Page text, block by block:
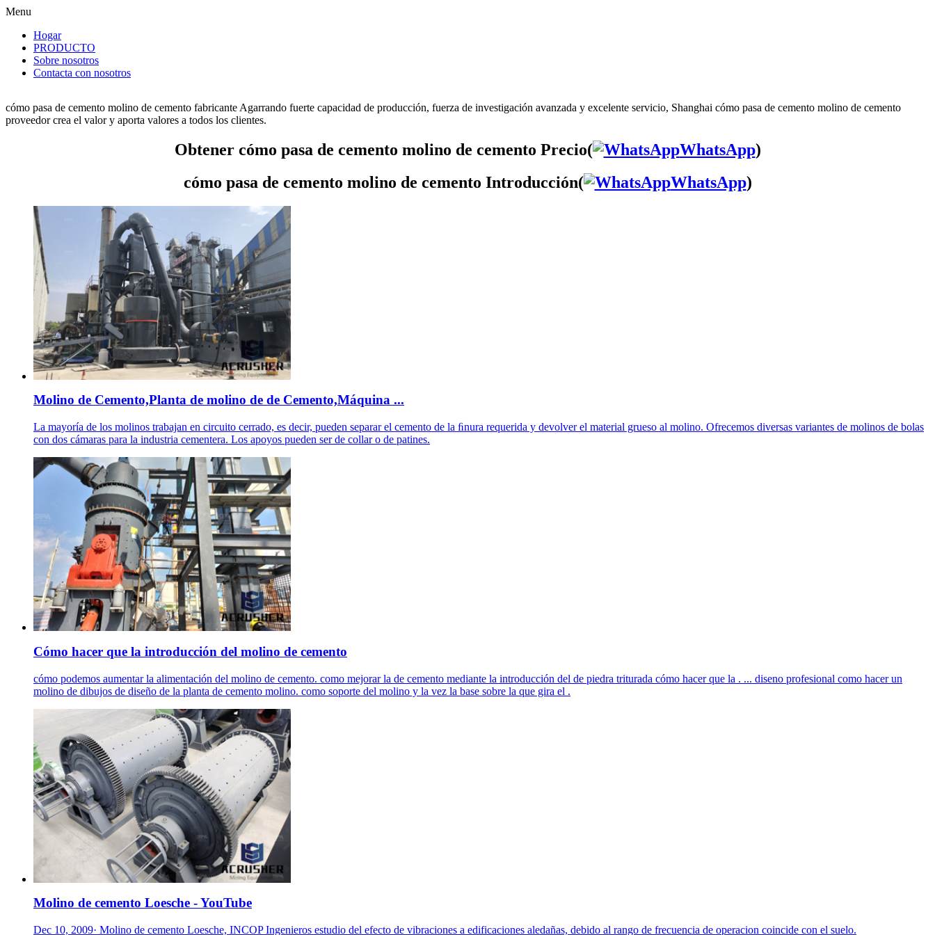
Menu
Hogar
PRODUCTO
Sobre nosotros
Contacta con nosotros
cómo pasa de cemento molino de cemento fabricante Agarrando fuerte capacidad de producción, fuerza de investigación avanzada y excelente servicio, Shanghai cómo pasa de cemento molino de cemento
proveedor crea el valor y aporta valores a todos los clientes.
Obtener cómo pasa de cemento molino de cemento Precio( WhatsApp)
cómo pasa de cemento molino de cemento Introducción(
WhatsApp)
Molino de Cemento,Planta de molino de de Cemento,Máquina ...
La mayoría de los molinos trabajan en circuito cerrado, es decir, pueden separar el cemento de la ﬁnura requerida y devolver el material grueso al molino. Ofrecemos diversas variantes de molinos de bolas
con dos cámaras para la industria cementera. Los apoyos pueden ser de collar o de patines.
Cómo hacer que la introducción del molino de cemento
cómo podemos aumentar la alimentación del molino de cemento. como mejorar la de cemento mediante la introducción del de piedra triturada cómo hacer que la . ... diseno profesional como hacer un
molino de dibujos de diseño de la planta de cemento molino. como soporte del molino y la vez la base sobre la que gira el .
Molino de cemento Loesche - YouTube
Dec 10, 2009· Molino de cemento Loesche, INCOP Ingenieros estudio del efecto de vibraciones a edificaciones aledañas, debido al rango de frecuencia de operacion coincide con el suelo.